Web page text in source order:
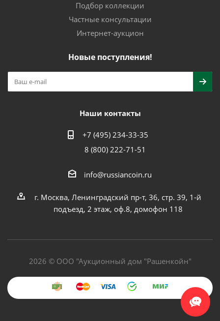
Подбор коллекции
Частные консультации
Интернет-аукцион
Новые поступления!
Наши контакты
+7 (495) 234-33-35
8 (800) 222-71-51
info@russiancoin.ru
г. Москва, Ленинградский пр-т, 36, стр. 39, 1-й
подъезд, 2 этаж, оф.8, домофон 118
2026 © ООО "Аукционный дом "Рашенкойн"